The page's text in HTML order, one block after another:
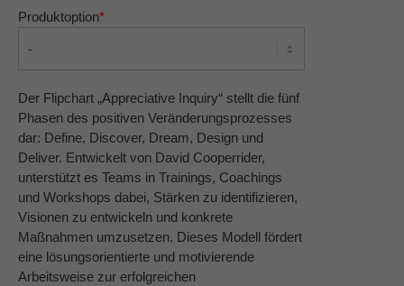
Aenean commodo ligula eget dolor. Aenean massa.
Cum sociis natoque penatibus et magnis dis parturient
montes, nascetur ridiculus mus. Donec quam felis,
ultricies nec.
Produktoption*
Der Flipchart „Appreciative Inquiry“ stellt die fünf
Phasen des positiven Veränderungsprozesses
dar: Define, Discover, Dream, Design und
Deliver. Entwickelt von David Cooperrider,
unterstützt es Teams in Trainings, Coachings
und Workshops dabei, Stärken zu identifizieren,
Visionen zu entwickeln und konkrete
Maßnahmen umzusetzen. Dieses Modell fördert
eine lösungsorientierte und motivierende
Arbeitsweise zur erfolgreichen